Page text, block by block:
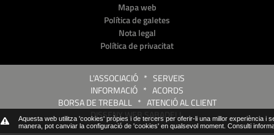
Aquesta web utilitza 'cookies' pròpies i de tercers per oferir-li una millor experiència
manera, pot canviar la configuració de 'cookies' en qualsevol moment. Consulti
Mapa web
Política de galetes
Nota legal
Política de privacitat
L'ASSOCIACIÓ * SERVEIS
INFORMACIÓ * ACORDS
BORSA DE TREBALL* ATENCIÓ AL CLIENT
DISSENY WEB SABADELL